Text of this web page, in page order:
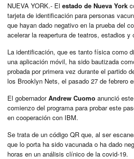
NUEVA YORK.- El estado de Nueva York
tarjeta de identificación para personas
que hayan dado negativo en la prueba del
acelerar la reapertura de teatros, estadios y
La identificación, que es tanto física como
una aplicación móvil, ha sido bautizada
probada por primera vez durante el partido
los Brooklyn Nets, el pasado 27 de febrero
El gobernadorAndrew Cuomo anunció
comienzo del programa para probar este
en cooperación con IBM.
Se trata de un código QR que, al ser
que lo porta ha sido vacunada o ha dado
horas en un análisis clínico de la covid-19.